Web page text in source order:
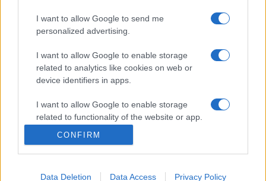
I want to allow Google to send me
personalized advertising.
I want to allow Google to enable storage
related to analytics like cookies on web or
device identifiers in apps.
I want to allow Google to enable storage
related to functionality of the website or app.
related to personalization.
I want to allow Google to enable storage
CONFIRM
Data Deletion Data Access Privacy Policy
, et aura lieu Samedi 27 Décembre 2025 à 16h00.
Pour vous procurer desplaces Bristol Newcastle Red
Rugby.com:cliquez ici.
Pour suivre l'actu Premiership
rendre chez notre partenaire RezoSport.com qui
sélectionne l'actu rugby issue des meilleurs médias,
et propose également les classements, calendriers et